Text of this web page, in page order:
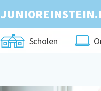
Scholen